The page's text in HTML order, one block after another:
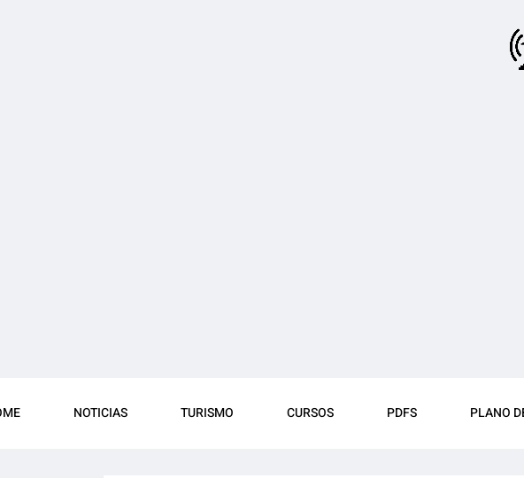
NOTICIAS TURISMO CURSOS PDFS PLANO